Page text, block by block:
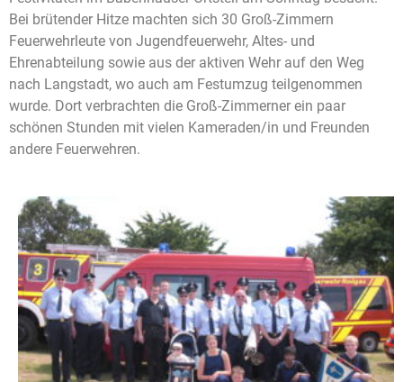
Bei brütender Hitze machten sich 30 Groß-Zimmern
Feuerwehrleute von Jugendfeuerwehr, Altes- und
Ehrenabteilung sowie aus der aktiven Wehr auf den Weg
nach Langstadt, wo auch am Festumzug teilgenommen
wurde. Dort verbrachten die Groß-Zimmerner ein paar
schönen Stunden mit vielen Kameraden/in und Freunden
andere Feuerwehren.